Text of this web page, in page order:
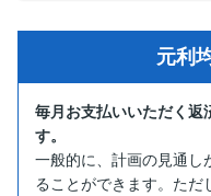
元利
毎月お支払いいただく返
す。
一般的に、計画の見通し
ることができます。ただ